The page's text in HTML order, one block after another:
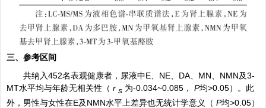
三、参考区间
共纳入452名表观健康者，尿液中E、NE、DA、MN、NMN及3-
MT水平均与年龄无相关性（ r s 为-0.034~0.085， P均>0.05）。此
外，男性与女性在E及NMN水平上差异也无统计学意义（ P均>0.05）